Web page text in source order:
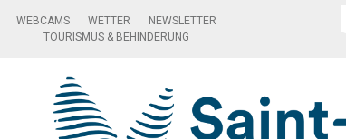
WEBCAMS WETTER
NEWSLETTER
TOURISMUS & BEHINDERUNG